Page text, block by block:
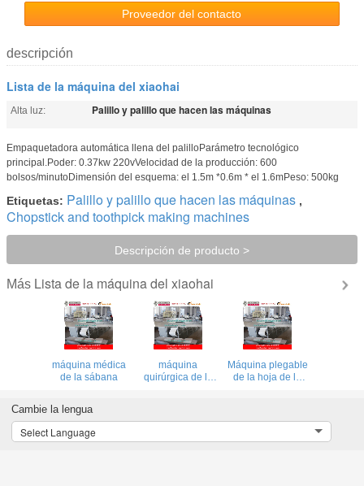
Proveedor del contacto
descripción
Lista de la máquina del xiaohai
Alta luz: Palillo y palillo que hacen las máquinas
Empaquetadora automática llena del palilloParámetro tecnológico
principal.Poder: 0.37kw 220vVelocidad de la producción: 600
bolsos/minutoDimensión del esquema: el 1.5m *0.6m * el 1.6mPeso: 500kg
Etiquetas: Palillo y palillo que hacen las máquinas ,
Chopstick and toothpick making machines
Descripción de producto >
Más Lista de la máquina del xiaohai
máquina médica
de la sábana
máquina
quirúrgica de la
Máquina plegable
de la hoja de la
Cambie la lengua
Select Language